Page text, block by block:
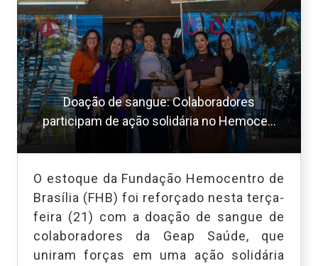
Doação de sangue: Colaboradores
participam de ação solidária no Hemoce...
O estoque da Fundação Hemocentro de
Brasília (FHB) foi reforçado nesta terça-
feira (21) com a doação de sangue de
colaboradores da Geap Saúde, que
uniram forças em uma ação solidária